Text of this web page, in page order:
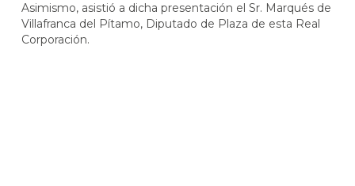
Asimismo, asistió a dicha presentación el Sr. Marqués de
Villafranca del Pítamo, Diputado de Plaza de esta Real
Corporación.